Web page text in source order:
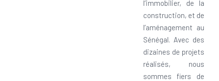
l’immobilier, de la
construction, et de
l’aménagement au
Sénégal. Avec des
dizaines de projets
réalisés, nous
sommes fiers de